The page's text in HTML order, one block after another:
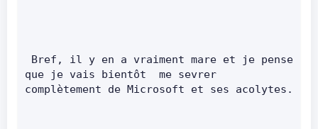
que je vais bientôt  me sevrer
complètement de Microsoft et ses acolytes.